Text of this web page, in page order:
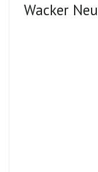
Wacker